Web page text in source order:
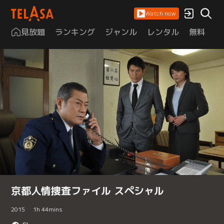
Watch now
見放題 ランキング ジャンル レンタル 無料
京都人情捜査ファイル スペシャル
2015 1h 44mins